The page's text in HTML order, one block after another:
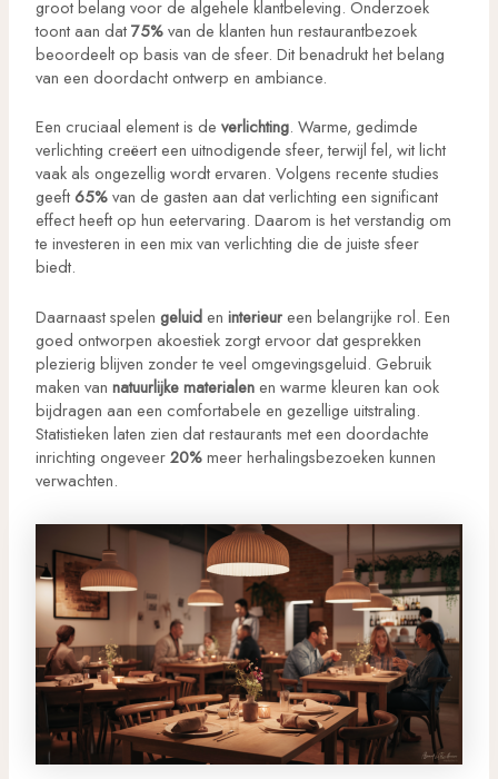
groot belang voor de algehele klantbeleving. Onderzoek
toont aan dat75%van de klanten hun restaurantbezoek
beoordeelt op basis van de sfeer. Dit benadrukt het belang
van een doordacht ontwerp en ambiance.
Een cruciaal element is de verlichting. Warme, gedimde
verlichting creëert een uitnodigende sfeer, terwijl fel, wit licht
vaak als ongezellig wordt ervaren. Volgens recente studies
geeft65%van de gasten aan dat verlichting een significant
effect heeft op hun eetervaring. Daarom is het verstandig om
te investeren in een mix van verlichting die de juiste sfeer
biedt.
Daarnaast spelen geluiden interieureen belangrijke rol. Een
goed ontworpen akoestiek zorgt ervoor dat gesprekken
plezierig blijven zonder te veel omgevingsgeluid. Gebruik
maken van natuurlijke materialenen warme kleuren kan ook
bijdragen aan een comfortabele en gezellige uitstraling.
Statistieken laten zien dat restaurants met een doordachte
inrichting ongeveer20%meer herhalingsbezoeken kunnen
verwachten.